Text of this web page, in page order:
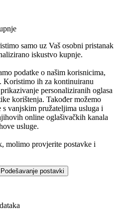
samo uz Vaš osobni pristanak
iskustvo kupnje.
podatke o našim korisnicima,
Koristimo ih za kontinuiranu
personaliziranih oglasa
korištenja. Također možemo
vanjskim pružateljima usluga i
online oglašivačkih kanala
usluge.
molimo provjerite postavke i
Podešavanje postavki